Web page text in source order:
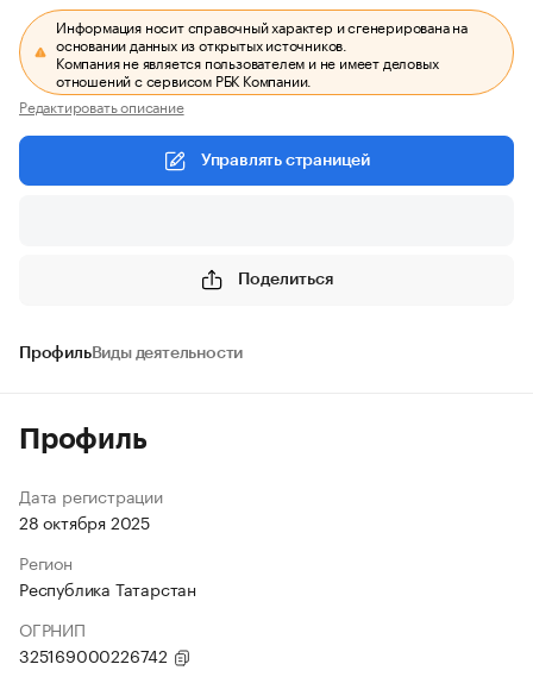
Информация носит справочный характер и сгенерирована на
основании данных из открытых источников.
Компания не является пользователем и не имеет деловых
отношений с сервисом РБК Компании.
Редактировать описание
Управлять страницей
Поделиться
ПрофильВиды деятельности
Профиль
Дата регистрации
28 октября 2025
Регион
Республика Татарстан
ОГРНИП
325169000226742